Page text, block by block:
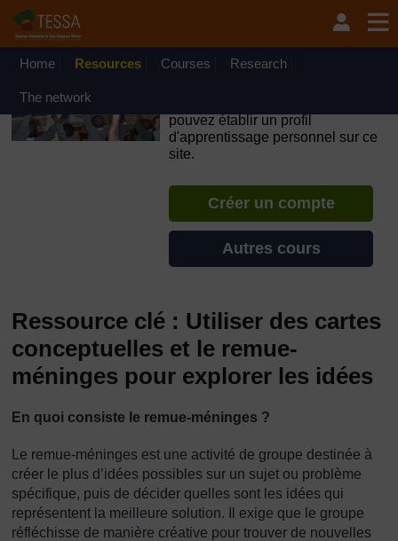
Passer au contenu principal
OpenLearn Create will be unavailable on Wednesday 12
August 2026 from 8am to 10.30am (GMT) due to routine
Home Resources Courses Research
The network
pouvez établir un profil
d'apprentissage personnel sur ce
site.
Créer un compte
Autres cours
Ressource clé : Utiliser des cartes
conceptuelles et le remue-
méninges pour explorer les idées
En quoi consiste le remue-méninges ?
Le remue-méninges est une activité de groupe destinée à
créer le plus d’idées possibles sur un sujet ou problème
spécifique, puis de décider quelles sont les idées qui
représentent la meilleure solution. Il exige que le groupe
réfléchisse de manière créative pour trouver de nouvelles